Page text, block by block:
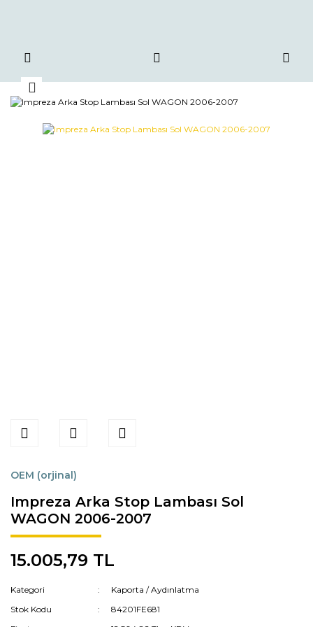
OEM (orjinal)
Impreza Arka Stop Lambası Sol
WAGON 2006-2007
15.005,79 TL
Kategori
Kaporta / Aydınlatma
Stok Kodu
84201FE681